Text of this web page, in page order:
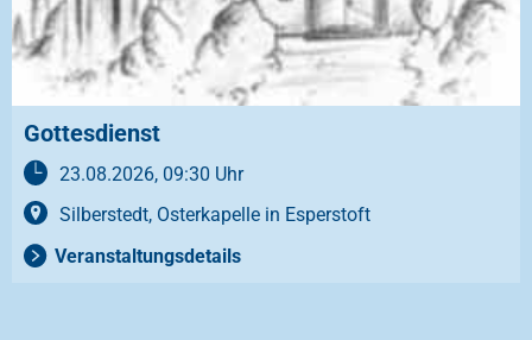
Gottesdienst
23.08.2026, 09:30 Uhr
Silberstedt, Osterkapelle in Esperstoft
Veranstaltungsdetails